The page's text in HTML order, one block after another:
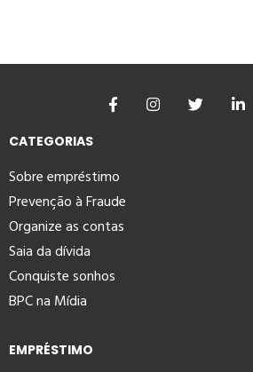
CATEGORIAS
Sobre empréstimo
Prevenção à Fraude
Organize as contas
Saia da dívida
Conquiste sonhos
BPC na Mídia
EMPRÉSTIMO